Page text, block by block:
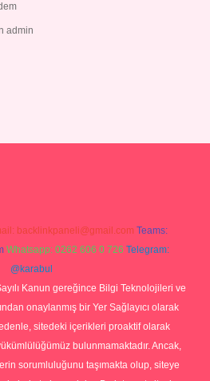
admin
backlinkpaneli@gmail.com Teams:
Whatsapp: 0262 606 0 726 Telegram:
@karabul
Kanun gereğince Bilgi Teknolojileri ve
onaylanmış bir Yer Sağlayıcı olarak
sitedeki içerikleri proaktif olarak
bulunmamaktadır. Ancak,
sorumluluğunu taşımakta olup, siteye